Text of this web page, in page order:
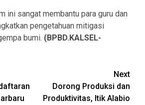
ini sangat membantu para guru dan
pengetahuan mitigasi
bumi. (BPBD.KALSEL-
Next
Dorong Produksi dan
Produktivitas, Itik Alabio